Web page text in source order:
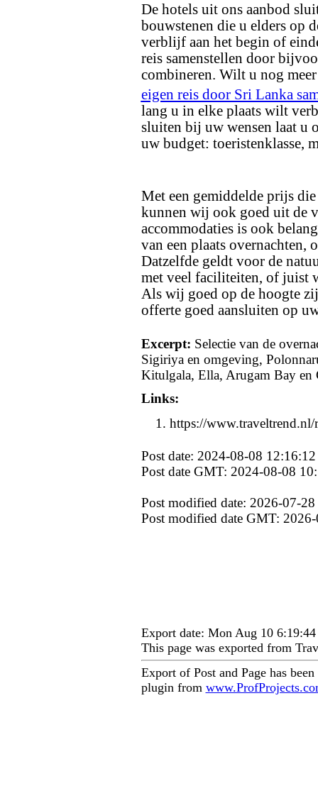
De hotels uit ons aanbod
bouwstenen die u elders op
verblijf aan het begin of
reis samenstellen door
combineren. Wilt u nog
eigen reis door Sri Lanka
lang u in elke plaats wilt
sluiten bij uw wensen laat u
uw budget: toeristenklasse,
Met een gemiddelde prijs
kunnen wij ook goed uit de
accommodaties is ook
van een plaats overnachten,
Datzelfde geldt voor de
met veel faciliteiten, of juist
Als wij goed op de hoogte
offerte goed aansluiten op
Excerpt: Selectie van de
Sigiriya en omgeving,
Kitulgala, Ella, Arugam Bay en
Links:
https://www.traveltrend.nl/
Post date: 2024-08-08 12:16:12
Post date GMT: 2024-08-08
Post modified date: 2026-07-
Post modified date GMT:
Export date: Mon Aug 10
This page was exported from
Export of Post and Page has
plugin from